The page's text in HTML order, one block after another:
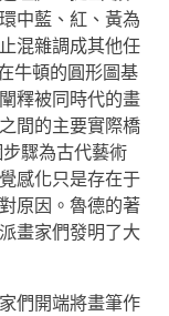
中藍、紅、黃為
混雜調成其他任
牛頓的圓形圖基
釋被同時代的畫
間的主要實際橋
驟為古代藝術
感化只是存在于
原因。魯德的著
畫家們發明了大
們開端將畫筆作